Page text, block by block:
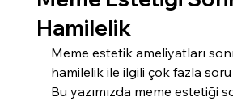
Hamilelik
Meme estetik ameliyatları
hamilelik ile ilgili çok fazla soru
Bu yazımızda meme estetiği